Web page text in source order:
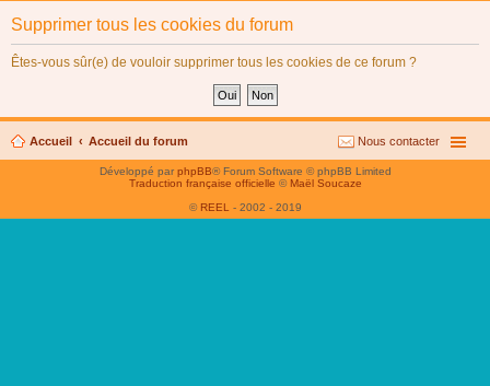
Supprimer tous les cookies du forum
Êtes-vous sûr(e) de vouloir supprimer tous les cookies de ce forum ?
Accueil Accueil du forum Nous contacter
Développé parphpBB® Forum Software © phpBB Limited
Traduction française officielle © Maël Soucaze
© REEL - 2002 - 2019